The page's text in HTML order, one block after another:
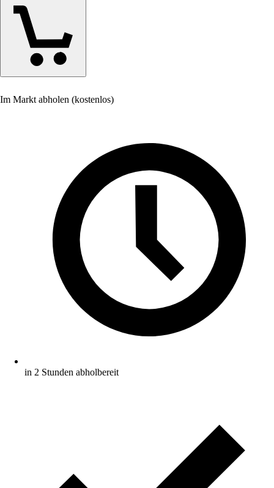
Im Markt abholen (kostenlos)
in 2 Stunden abholbereit